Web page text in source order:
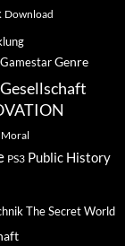
Download
Gamestar Genre
Gesellschaft
Moral
PS3 Public History
The Secret World